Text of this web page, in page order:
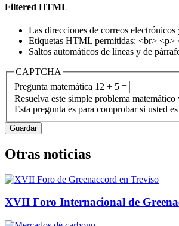
Filtered HTML
Las direcciones de correos
Etiquetas HTML permitidas: <br>
Saltos automáticos de líneas y de
CAPTCHA
Pregunta matemática 12 + 5 =
Resuelva este simple problema
Esta pregunta es para comprobar si usted
Otras noticias
XVII Foro Internacional de